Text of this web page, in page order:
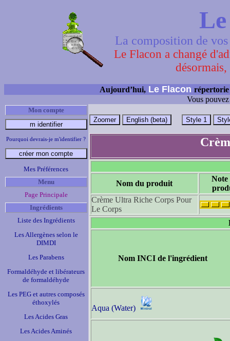
La composition de
Le Flacon a changé
Aujourd’hui, Le Flacon
Vous
Mon compte
Pourquoi devrais-je m'identifier ?
Mes Préférences
Menu
Page Principale
Ingrédients
Liste des Ingrédients
Les Allergènes selon le
DIMDI
Les Parabens
Formaldéhyde et libérateurs
de formaldéhyde
Les PEG et autres composés
éthoxylés
Les Acides Gras
Les Acides Aminés
Nom du produit
Note
Crème Ultra Riche Corps Pour
Le Corps
Nom INCI de l'ingrédient
Aqua (Water)